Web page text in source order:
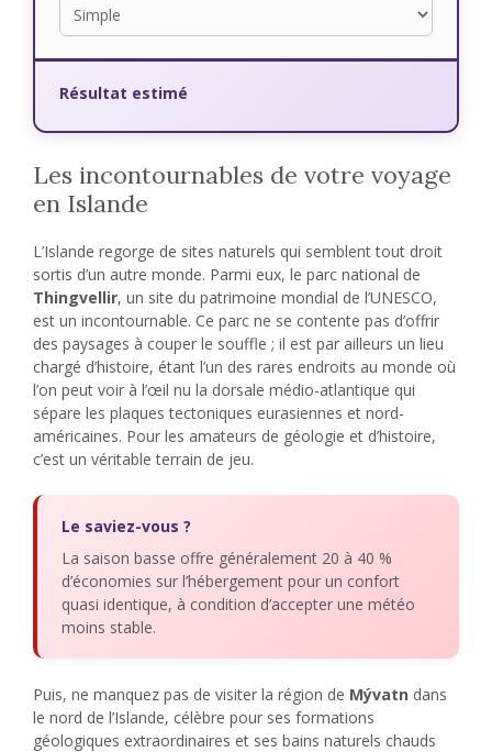
Résultat estimé
Les incontournables de votre voyage
en Islande
L’Islande regorge de sites naturels qui semblent tout droit
sortis d’un autre monde. Parmi eux, le parc national de
Thingvellir, un site du patrimoine mondial de l’UNESCO,
est un incontournable. Ce parc ne se contente pas d’offrir
des paysages à couper le souffle ; il est par ailleurs un lieu
chargé d’histoire, étant l’un des rares endroits au monde où
l’on peut voir à l’œil nu la dorsale médio-atlantique qui
sépare les plaques tectoniques eurasiennes et nord-
américaines. Pour les amateurs de géologie et d’histoire,
c’est un véritable terrain de jeu.
Le saviez-vous ?
La saison basse offre généralement 20 à 40 %
d’économies sur l’hébergement pour un confort
quasi identique, à condition d’accepter une météo
moins stable.
Puis, ne manquez pas de visiter la région de Mývatn dans
le nord de l’Islande, célèbre pour ses formations
géologiques extraordinaires et ses bains naturels chauds